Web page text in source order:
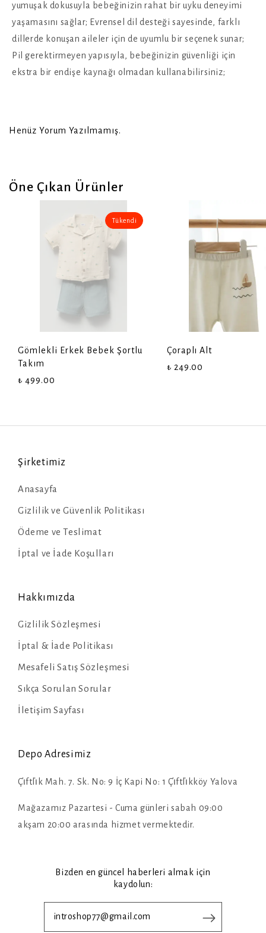
yumuşak dokusuyla bebeğinizin rahat bir uyku deneyimi
yaşamasını sağlar; Evrensel dil desteği sayesinde, farklı
dillerde konuşan aileler için de uyumlu bir seçenek sunar;
Pil gerektirmeyen yapısıyla, bebeğinizin güvenliği için
ekstra bir endişe kaynağı olmadan kullanabilirsiniz;
Henüz Yorum Yazılmamış.
Öne Çıkan Ürünler
Tükendi
Gömlekli Erkek Bebek Şortlu
Takım
₺ 499.00
Çoraplı Alt
₺ 249.00
Şirketimiz
Anasayfa
Gizlilik ve Güvenlik Politikası
Ödeme ve Teslimat
İptal ve İade Koşulları
Hakkımızda
Gizlilik Sözleşmesi
İptal & İade Politikası
Mesafeli Satış Sözleşmesi
Sıkça Sorulan Sorular
İletişim Sayfası
Depo Adresimiz
Çi̇ftli̇k Mah. 7. Sk. No: 9 İç Kapi No: 1 Çi̇ftli̇kköy Yalova
Mağazamız Pazartesi - Cuma günleri sabah 09:00
akşam 20:00 arasında hizmet vermektedir.
Bizden en güncel haberleri almak için
kaydolun: